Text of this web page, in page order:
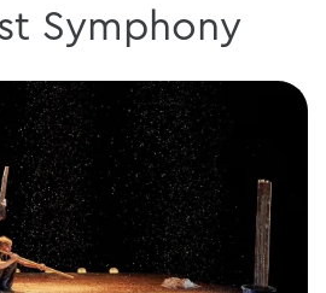
Symphony